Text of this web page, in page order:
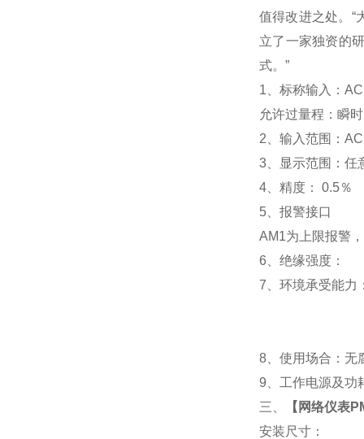
值得改进之处。“
立了一家独资的
式。”
1 、标称输入：
允许过量程：瞬
2 、输入范围：
3
显示范围： 任
4 、精度： 0.5％
5
报警接口
AM1为上限报警
6
绝缘强度：
7
环境承受
8 、使用场合：
9 、工作电源及功
三、
【 网络仪表
安装尺寸：